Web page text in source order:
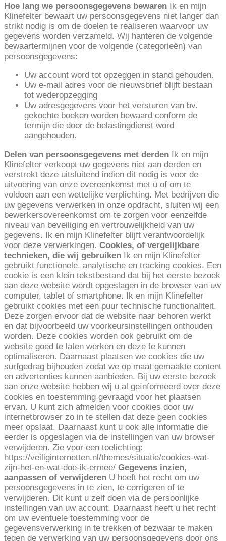
Hoe lang we persoonsgegevens bewaren Ik en mijn
Klinefelter bewaart uw persoonsgegevens niet langer dan
strikt nodig is om de doelen te realiseren waarvoor uw
gegevens worden verzameld. Wij hanteren de volgende
bewaartermijnen voor de volgende (categorieën) van
persoonsgegevens:
Uw account word tot opzeggen in stand gehouden.
Uw e-mail adres voor de nieuwsbrief blijft bestaan
tot wederopzegging
Uw adresgegevens voor het versturen van bv.
gekochte boeken worden bewaard conform de
termijn die door de belastingdienst word
aangehouden.
Delen van persoonsgegevens met derden Ik en mijn
Klinefelter verkoopt uw gegevens niet aan derden en
verstrekt deze uitsluitend indien dit nodig is voor de
uitvoering van onze overeenkomst met u of om te
voldoen aan een wettelijke verplichting. Met bedrijven die
uw gegevens verwerken in onze opdracht, sluiten wij een
bewerkersovereenkomst om te zorgen voor eenzelfde
niveau van beveiliging en vertrouwelijkheid van uw
gegevens. Ik en mijn Klinefelter blijft verantwoordelijk
voor deze verwerkingen. Cookies, of vergelijkbare
technieken, die wij gebruiken Ik en mijn Klinefelter
gebruikt functionele, analytische en tracking cookies. Een
cookie is een klein tekstbestand dat bij het eerste bezoek
aan deze website wordt opgeslagen in de browser van uw
computer, tablet of smartphone. Ik en mijn Klinefelter
gebruikt cookies met een puur technische functionaliteit.
Deze zorgen ervoor dat de website naar behoren werkt
en dat bijvoorbeeld uw voorkeursinstellingen onthouden
worden. Deze cookies worden ook gebruikt om de
website goed te laten werken en deze te kunnen
optimaliseren. Daarnaast plaatsen we cookies die uw
surfgedrag bijhouden zodat we op maat gemaakte content
en advertenties kunnen aanbieden. Bij uw eerste bezoek
aan onze website hebben wij u al geïnformeerd over deze
cookies en toestemming gevraagd voor het plaatsen
ervan. U kunt zich afmelden voor cookies door uw
internetbrowser zo in te stellen dat deze geen cookies
meer opslaat. Daarnaast kunt u ook alle informatie die
eerder is opgeslagen via de instellingen van uw browser
verwijderen. Zie voor een toelichting:
https://veiliginternetten.nl/themes/situatie/cookies-wat-
zijn-het-en-wat-doe-ik-ermee/ Gegevens inzien,
aanpassen of verwijderen U heeft het recht om uw
persoonsgegevens in te zien, te corrigeren of te
verwijderen. Dit kunt u zelf doen via de persoonlijke
instellingen van uw account. Daarnaast heeft u het recht
om uw eventuele toestemming voor de
gegevensverwerking in te trekken of bezwaar te maken
tegen de verwerking van uw persoonsgegevens door ons